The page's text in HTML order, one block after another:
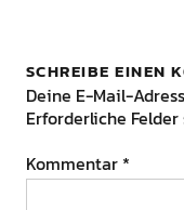
SCHREIBE EINEN
Deine E-Mail-
Erforderliche
Kommentar *